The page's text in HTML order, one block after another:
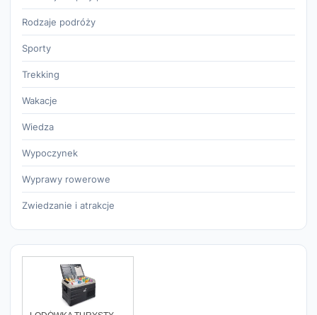
Rodzaje podróży
Sporty
Trekking
Wakacje
Wiedza
Wypoczynek
Wyprawy rowerowe
Zwiedzanie i atrakcje